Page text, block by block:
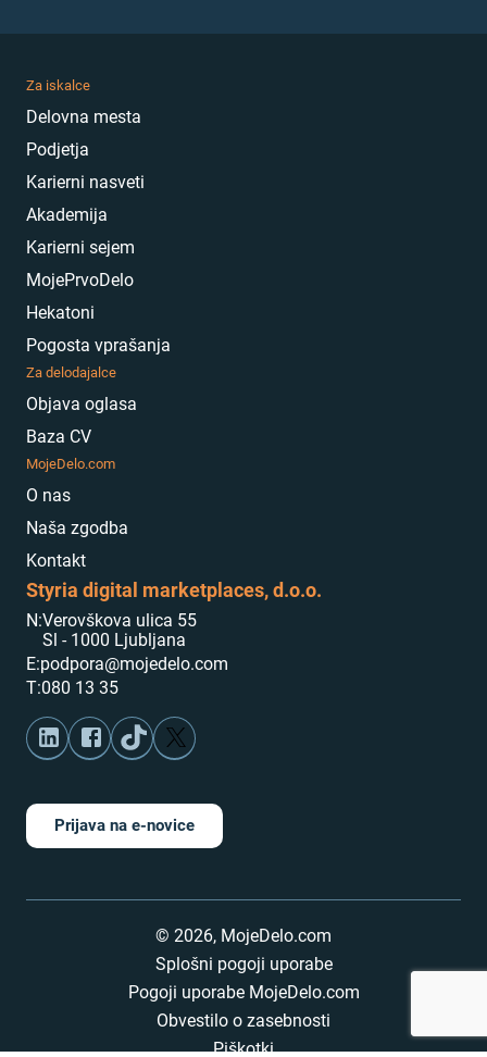
Za iskalce
Delovna mesta
Podjetja
Karierni nasveti
Akademija
Karierni sejem
MojePrvoDelo
Hekatoni
Pogosta vprašanja
Za delodajalce
Objava oglasa
Baza CV
MojeDelo.com
O nas
Naša zgodba
Kontakt
Styria digital marketplaces, d.o.o.
N:Verovškova ulica 55
Sl - 1000 Ljubljana
E:podpora@mojedelo.com
T:080 13 35
Prijava na e-novice
© 2026, MojeDelo.com
Splošni pogoji uporabe
Pogoji uporabe MojeDelo.com
Obvestilo o zasebnosti
Piškotki